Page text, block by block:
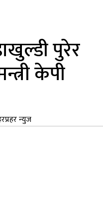
पुरेर
केपी
न्युज